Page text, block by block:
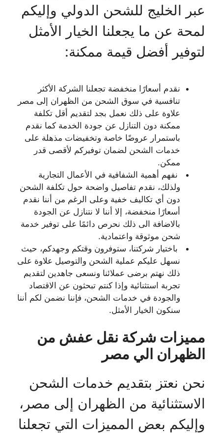
عبر الخليج للشحن الدولي وإليكم
لمحة عن ما يجعلنا الخيار الأمثل
لتوفير أفضل قيمة ممكنة:
نقدم أسعارًا منخفضة تجعلنا الشركة الأكثر
تنافسية في سوق الشحن من الظهران إلى مصر
علاوة على ذلك نعمل بجد لتقديم أقل تكلفة
ممكنة دون التنازل عن جودة الخدمة كما نقدم
باستمرار عروضًا خاصة وتخفيضات مذهلة على
خدمات الشحن لضمان توفيركم لأقصى قدر
ممكن.
نفهم أهمية الشفافية في الأعمال التجارية
ولذلك، نقدم تفاصيل واضحة حول تكلفة الشحن
دون أي تكاليف خفية وعلى الرغم من أننا نقدم
أسعارًا منخفضة، إلا أننا لا نتنازل عن الجودة
بالاضافة الى ذلك نحرص دائمًا على توفير خدمة
شحن موثوقة واعتمادية.
باختيار شركتنا، ستوفرون وقتكم وجهدكم، حيث
نسهل عليكم عملية الشحن والتوصيل علاوة على
ذلك نهتم برضى عملائنا ونسعى جاهدين لتقديم
تجربة استثنائية وإذا كنتم تبحثون عن الاقتصاد
والجودة في خدمات الشحن، فإننا نضمن لكم أننا
سنكون الخيار الأمثل.
مميزات شركة نقل عفش من
الظهران الي مصر
نحن نعتز بتقديم خدمات الشحن
الاستثنائية من الظهران إلى مصر،
وإليكم بعض المميزات التي تجعلنا